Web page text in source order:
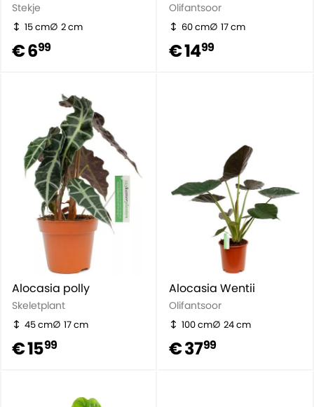
Stekje
15 cm 2 cm
€ 699
Olifantsoor
60 cm 17 cm
€ 1499
Alocasia polly
Skeletplant
45 cm 17 cm
€ 1599
Alocasia Wentii
Olifantsoor
100 cm 24 cm
€ 3799